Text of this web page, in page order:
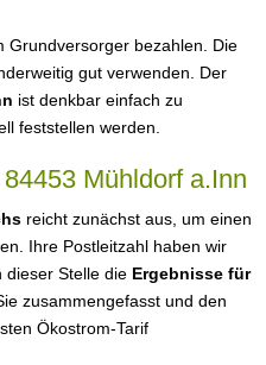
Grundversorger bezahlen. Die
gut verwenden. Der
ist denkbar einfach zu
feststellen werden.
Mühldorf a.Inn
reicht zunächst aus, um einen
Ihre Postleitzahl haben wir
dieser Stelle die Ergebnisse für
zusammengefasst und den
Ökostrom-Tarif